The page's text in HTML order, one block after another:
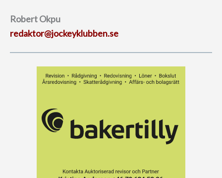
Robert Okpu
redaktor@jockeyklubben.se